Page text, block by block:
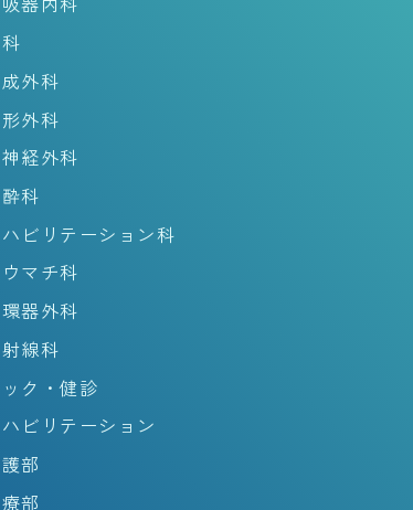
外科
外科
経外科
科
ビリテーション科
マチ科
器外科
線科
ク・健診
ビリテーション
部
部